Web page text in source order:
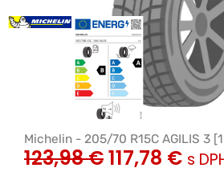
Michelin - 205/70 R15C AGILIS 3
123,98€117,78 € s